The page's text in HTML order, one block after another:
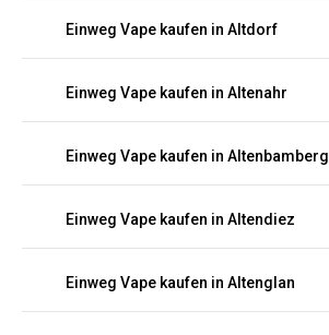
Einweg Vape kaufen in Altdorf
Einweg Vape kaufen in Altenahr
Einweg Vape kaufen in Altenbamberg
Einweg Vape kaufen in Altendiez
Einweg Vape kaufen in Altenglan